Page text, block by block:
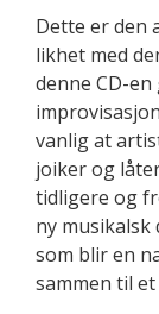
Dette er den
likhet med
denne CD-
vanlig at
joiker og
tidligere og
ny
som blir en
sammen til et